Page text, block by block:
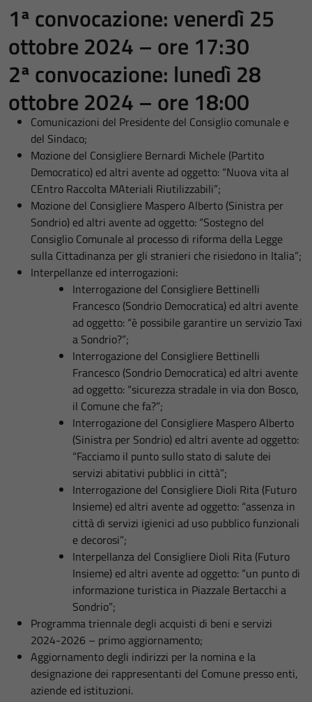
1ª convocazione: venerdì 25
ottobre 2024 – ore 17:30
2ª convocazione: lunedì 28
ottobre 2024 – ore 18:00
Comunicazioni del Presidente del Consiglio comunale e
del Sindaco;
Mozione del Consigliere Bernardi Michele (Partito
Democratico) ed altri avente ad oggetto: “Nuova vita al
CEntro Raccolta MAteriali Riutilizzabili”;
Mozione del Consigliere Maspero Alberto (Sinistra per
Sondrio) ed altri avente ad oggetto: “Sostegno del
Consiglio Comunale al processo di riforma della Legge
sulla Cittadinanza per gli stranieri che risiedono in Italia”;
Interpellanze ed interrogazioni:
Interrogazione del Consigliere Bettinelli
Francesco (Sondrio Democratica) ed altri avente
ad oggetto: “è possibile garantire un servizio Taxi
a Sondrio?”;
Interrogazione del Consigliere Bettinelli
Francesco (Sondrio Democratica) ed altri avente
ad oggetto: “sicurezza stradale in via don Bosco,
il Comune che fa?”;
Interrogazione del Consigliere Maspero Alberto
(Sinistra per Sondrio) ed altri avente ad oggetto:
“Facciamo il punto sullo stato di salute dei
servizi abitativi pubblici in città”;
Interrogazione del Consigliere Dioli Rita (Futuro
Insieme) ed altri avente ad oggetto: “assenza in
città di servizi igienici ad uso pubblico funzionali
e decorosi”;
Interpellanza del Consigliere Dioli Rita (Futuro
Insieme) ed altri avente ad oggetto: “un punto di
informazione turistica in Piazzale Bertacchi a
Sondrio”;
Programma triennale degli acquisti di beni e servizi
2024-2026 – primo aggiornamento;
Aggiornamento degli indirizzi per la nomina e la
designazione dei rappresentanti del Comune presso enti,
aziende ed istituzioni.